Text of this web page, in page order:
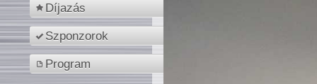
Díjazás
Szponzorok
Program